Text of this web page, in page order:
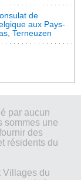
de
aux Pays-
Terneuzen
par aucun
sommes une
des
résidents du
Villages du